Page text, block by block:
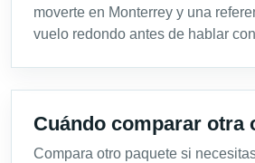
moverte en Monterrey y una
vuelo redondo antes de hablar
Cuándo comparar otra
Compara otro paquete si